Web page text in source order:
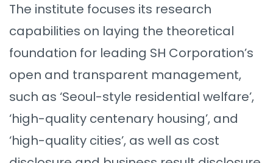
The institute focuses its research
capabilities on laying the theoretical
foundation for leading SH Corporation’s
open and transparent management,
such as ‘Seoul-style residential welfare’,
‘high-quality centenary housing’, and
‘high-quality cities’, as well as cost